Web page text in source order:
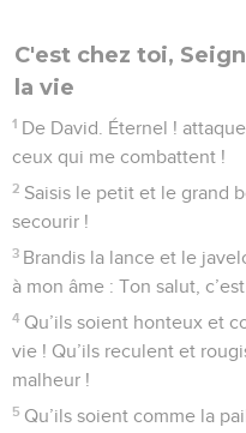
C'est chez toi,
la vie
1 De David. Éternel !
ceux qui me combattent !
2 Saisis le petit et le grand
secourir !
3 Brandis la lance et le
à mon âme : Ton salut,
4 Qu’ils soient honteux et
vie ! Qu’ils reculent et
malheur !
5 Qu’ils soient comme la